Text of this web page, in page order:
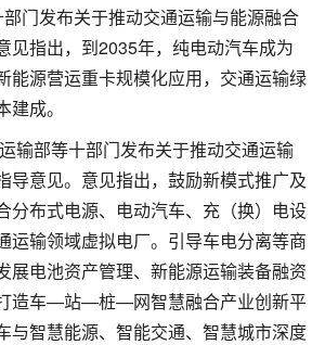
门发布关于推动交通运输与能源融合
见指出，到2035年，纯电动汽车成为
能源营运重卡规模化应用，交通运输绿
成。
输部等十部门发布关于推动交通运输
导意见。意见指出，鼓励新模式推广及
分布式电源、电动汽车、充（换）电设
运输领域虚拟电厂。引导车电分离等商
展电池资产管理、新能源运输装备融资
造车—站—桩—网智慧融合产业创新平
与智慧能源、智能交通、智慧城市深度